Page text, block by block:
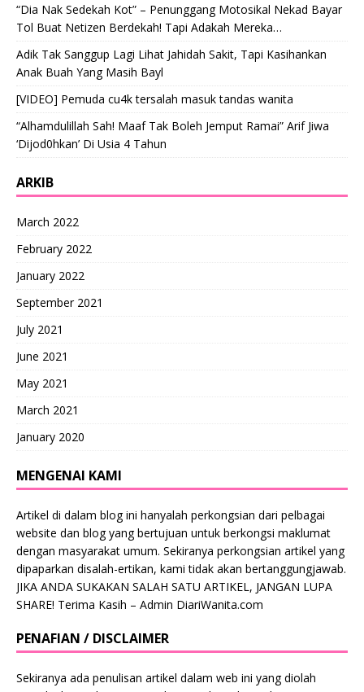
“Dia Nak Sedekah Kot” – Penunggang Motosikal Nekad Bayar
Tol Buat Netizen Berdekah! Tapi Adakah Mereka…
Adik Tak Sanggup Lagi Lihat Jahidah Sakit, Tapi Kasihankan
Anak Buah Yang Masih Bayl
[VIDEO] Pemuda cu4k tersalah masuk tandas wanita
“Alhamdulillah Sah! Maaf Tak Boleh Jemput Ramai” Arif Jiwa
‘Dijod0hkan’ Di Usia 4 Tahun
ARKIB
March 2022
February 2022
January 2022
September 2021
July 2021
June 2021
May 2021
March 2021
January 2020
MENGENAI KAMI
Artikel di dalam blog ini hanyalah perkongsian dari pelbagai
website dan blog yang bertujuan untuk berkongsi maklumat
dengan masyarakat umum. Sekiranya perkongsian artikel yang
dipaparkan disalah-ertikan, kami tidak akan bertanggungjawab.
JIKA ANDA SUKAKAN SALAH SATU ARTIKEL, JANGAN LUPA
SHARE! Terima Kasih – Admin DiariWanita.com
PENAFIAN / DISCLAIMER
Sekiranya ada penulisan artikel dalam web ini yang diolah